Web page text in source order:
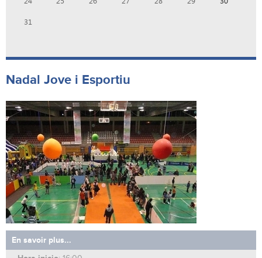
31
Nadal Jove i Esportiu
En savoir plus...